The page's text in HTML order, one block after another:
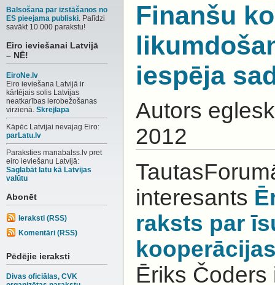
Balsošana par izstāšanos no
ES pieejama publiski. Palīdzi
savākt 10 000 parakstu!
Eiro ieviešanai Latvijā
– NĒ!
EiroNe.lv
Eiro ieviešana Latvijā ir
kārtējais solis Latvijas
neatkarības ierobežošanas
virzienā. Skrejlapa
Kāpēc Latvijai nevajag Eiro:
parLatu.lv
Paraksties manabalss.lv pret
eiro ieviešanu Latvijā:
Saglabāt latu kā Latvijas
valūtu
Abonēt
Ieraksti (RSS)
Komentāri (RSS)
Pēdējie ieraksti
Divas oficiālas, CVK
Finanšu
iespēja
Autors
2012
interesants
raksts par
Ēriks